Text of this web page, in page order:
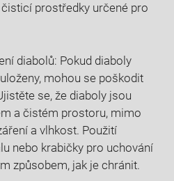
prostředky určené pro
diabolů: Pokud diaboly
mohou se poškodit
se, že diaboly jsou
a čistém prostoru, mimo
a vlhkost. Použití
nebo krabičky pro uchování
způsobem, jak je chránit.